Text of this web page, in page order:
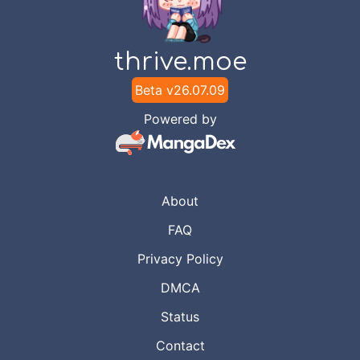
thrive.moe
Beta v26.07.09
Powered by
About
FAQ
Privacy Policy
DMCA
Status
Contact